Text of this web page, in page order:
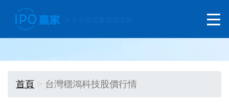
首頁 台灣穩鴻科技股價行情